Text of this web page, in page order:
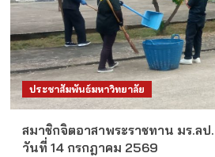
ประชาสัมพันธ์มหาวิทยาลัย
สมาชิกจิตอาสาพระราชทาน มร.ล
วันที่ 14 กรกฎาคม 2569